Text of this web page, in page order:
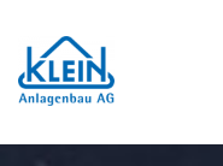
content